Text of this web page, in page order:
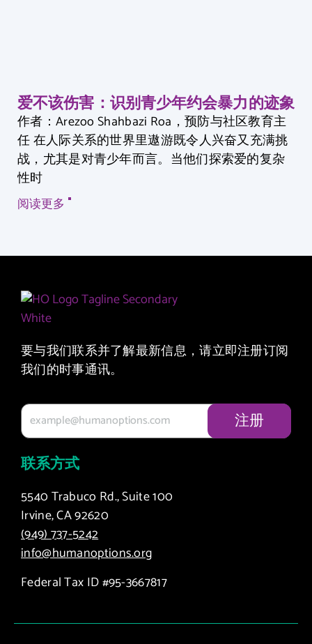
爱不该伤害：识别青少年约会暴力的迹象
作者：Arezoo Shahbazi Roa，预防与社区教育主
任 在人际关系的世界里遨游既令人兴奋又充满挑
战，尤其是对青少年而言。当他们探索爱的复杂
性时
阅读更多 "
要与我们联系并了解最新信息，请立即注册订阅
我们的时事通讯。
联系方式
5540 Trabuco Rd., Suite 100
Irvine, CA 92620
(949) 737-5242
info@humanoptions.org
Federal Tax ID #95-3667817